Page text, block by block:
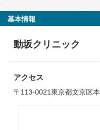
基本情報
動坂クリニック
アクセス
〒113-0021東京都文京区